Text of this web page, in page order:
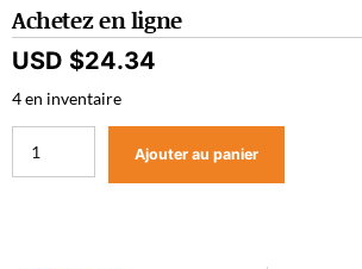
Achetez en ligne
USD $24.34
4 en inventaire
Ajouter au panier